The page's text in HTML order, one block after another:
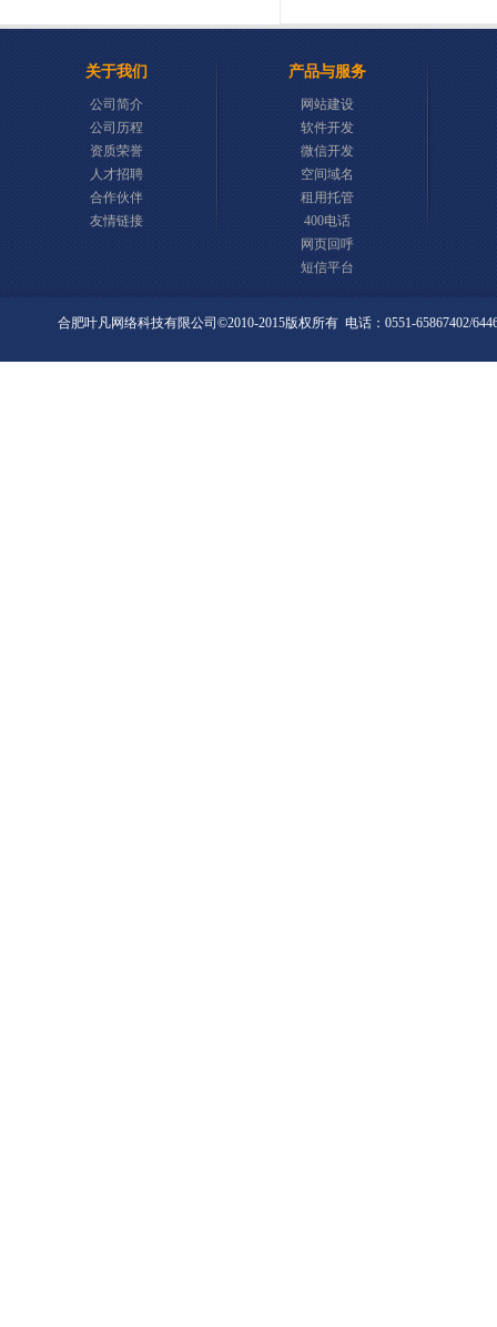
关于我们
公司简介
公司历程
资质荣誉
人才招聘
合作伙伴
友情链接
产品与服务
网站建设
软件开发
微信开发
空间域名
租用托管
400电话
网页回呼
短信平台
合肥叶凡网络科技有限公司©2010-2015版权所有 电话：0551-65867402/